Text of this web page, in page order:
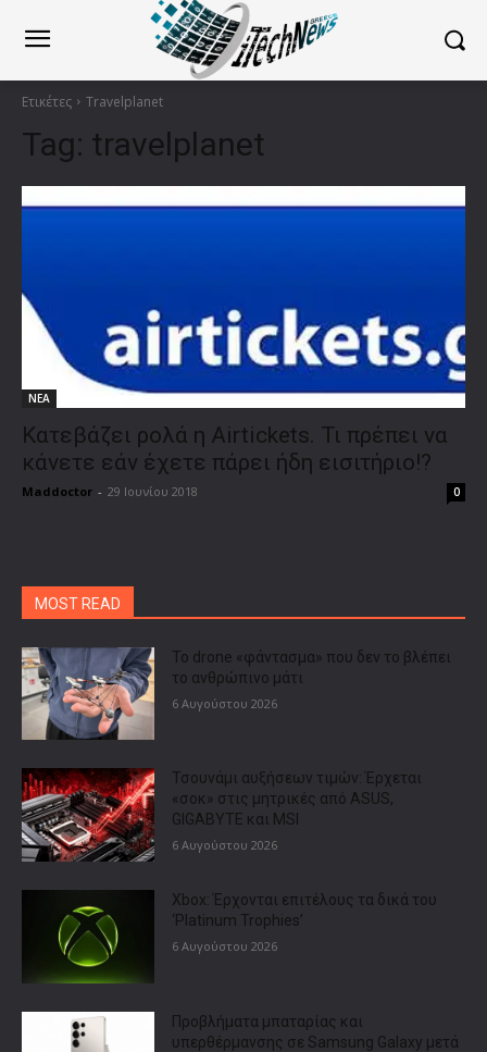
Ετικέτες Travelplanet
Tag: travelplanet
ΝΕΑ
Κατεβάζει ρολά η Airtickets. Τι πρέπει να
κάνετε εάν έχετε πάρει ήδη εισιτήριο!?
Maddoctor - 29 Ιουνίου 2018 0
MOST READ
Το drone «φάντασμα» που δεν το βλέπει
το ανθρώπινο μάτι
6 Αυγούστου 2026
Τσουνάμι αυξήσεων τιμών: Έρχεται
«σοκ» στις μητρικές από ASUS,
GIGABYTE και MSI
6 Αυγούστου 2026
Xbox: Έρχονται επιτέλους τα δικά του
‘Platinum Trophies’
6 Αυγούστου 2026
Προβλήματα μπαταρίας και
υπερθέρμανσης σε Samsung Galaxy μετά